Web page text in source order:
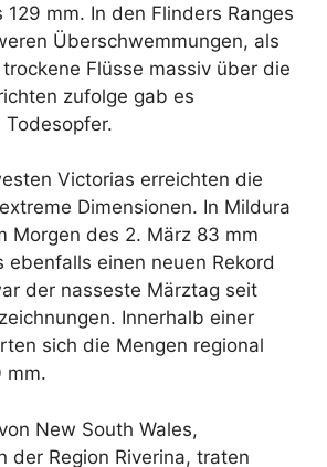
129 mm. In den Flinders Ranges
Überschwemmungen, als
Flüsse massiv über die
zufolge gab es
Victorias erreichten die
Dimensionen. In Mildura
Morgen des 2. März 83 mm
ebenfalls einen neuen Rekord
der nasseste Märztag seit
Innerhalb einer
sich die Mengen regional
mm.
New South Wales,
der Region Riverina, traten